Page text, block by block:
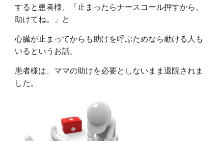
すると患者様、「止まったらナースコール押すから、
助けてね。」と
心臓が止まってからも助けを呼ぶためなら動ける人も
いるというお話。
患者様は、ママの助けを必要としないまま退院されま
した。